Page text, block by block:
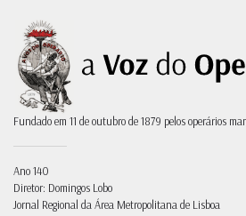
Fundado em 11 de outubro de 1879 pelos operários
Ano 140
Diretor: Domingos Lobo
Jornal Regional da Área Metropolitana de Lisboa